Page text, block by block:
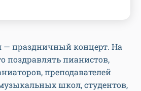
— праздничный концерт. На
поздравлять пианистов,
преподавателей
школ, студентов,